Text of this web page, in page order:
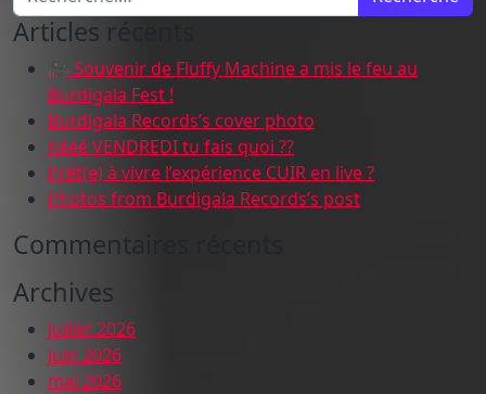
Articles récents
🎥 Souvenir de Fluffy Machine a mis le feu au
Burdigala Fest !
Burdigala Records’s cover photo
hééé VENDREDI tu fais quoi ??
Prêt(e) à vivre l’expérience CUIR en live ?
Photos from Burdigala Records’s post
Commentaires récents
Archives
juillet 2026
juin 2026
mai 2026